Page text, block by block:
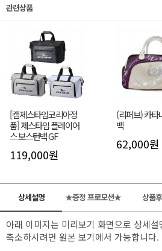
관련상품
[캠제스타임코리아정
품] 제스타임 플레이어
스 보스턴백 GF
119,000원
(리퍼브) 카타
백
62,000원
상세설명 ★증정 프로모션★ 상품
아래 이미지는 미리보기 화면으로 상세
축소하시려면 원본 보기에서 가능합니다.